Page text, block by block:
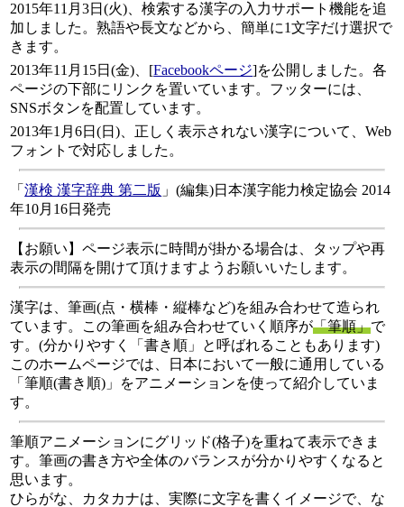
2015年11月3日(火)、検索する漢字の入力サポート機能を追
加しました。熟語や長文などから、簡単に1文字だけ選択で
きます。
2013年11月15日(金)、[Facebookページ]を公開しました。各
ページの下部にリンクを置いています。フッターには、
SNSボタンを配置しています。
2013年1月6日(日)、正しく表示されない漢字について、Web
フォントで対応しました。
「漢検 漢字辞典 第二版 」(編集)日本漢字能力検定協会 2014
年10月16日発売
【お願い】ページ表示に時間が掛かる場合は、タップや再
表示の間隔を開けて頂けますようお願いいたします。
漢字は、筆画(点・横棒・縦棒など)を組み合わせて造られ
ています。この筆画を組み合わせていく順序が「筆順」で
す。(分かりやすく「書き順」と呼ばれることもあります)
このホームページでは、日本において一般に通用している
「筆順(書き順)」をアニメーションを使って紹介していま
す。
筆順アニメーションにグリッド(格子)を重ねて表示できま
す。筆画の書き方や全体のバランスが分かりやすくなると
思います。
ひらがな、カタカナは、実際に文字を書くイメージで、な